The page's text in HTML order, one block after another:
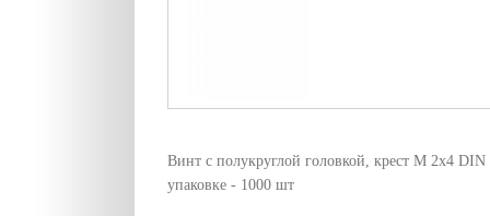
Винт с полукруглой головкой, крест M 2х4
упаковке - 1000 шт